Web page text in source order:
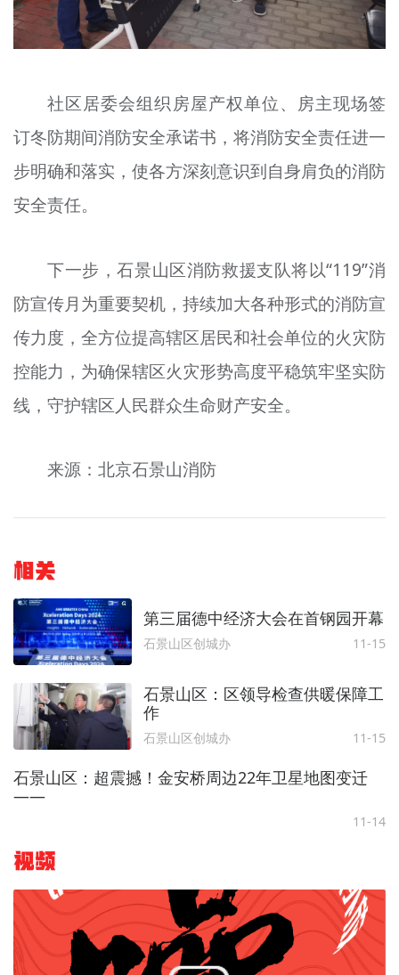
社区居委会组织房屋产权单位、房主现场签
订冬防期间消防安全承诺书，将消防安全责任进一
步明确和落实，使各方深刻意识到自身肩负的消防
安全责任。
下一步，石景山区消防救援支队将以“119”消
防宣传月为重要契机，持续加大各种形式的消防宣
传力度，全方位提高辖区居民和社会单位的火灾防
控能力，为确保辖区火灾形势高度平稳筑牢坚实防
线，守护辖区人民群众生命财产安全。
来源：北京石景山消防
相关
第三届德中经济大会在首钢园开幕
石景山区创城办 11-15
石景山区：区领导检查供暖保障工
作
石景山区创城办 11-15
石景山区：超震撼！金安桥周边22年卫星地图变迁
——
11-14
视频